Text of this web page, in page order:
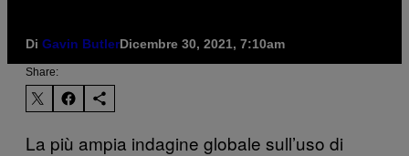
Di Gavin ButlerDicembre 30, 2021, 7:10am
Share:
La più ampia indagine globale sull’uso di